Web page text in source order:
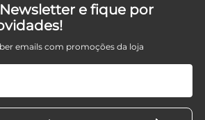
e fique por
emails com promoções da loja